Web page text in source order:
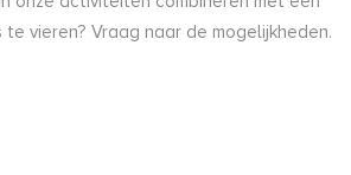
vieren? Vraag naar de mogelijkheden.